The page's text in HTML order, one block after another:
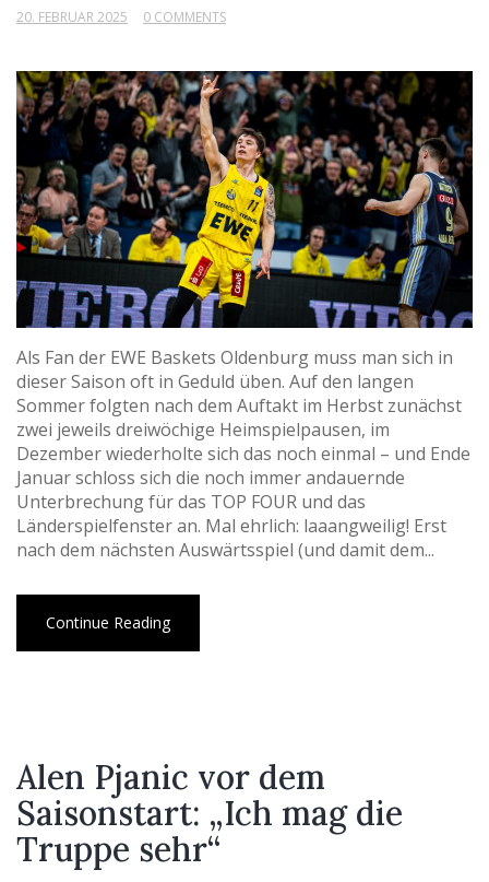
20. FEBRUAR 2025 0 COMMENTS
Als Fan der EWE Baskets Oldenburg muss man sich in
dieser Saison oft in Geduld üben. Auf den langen
Sommer folgten nach dem Auftakt im Herbst zunächst
zwei jeweils dreiwöchige Heimspielpausen, im
Dezember wiederholte sich das noch einmal – und Ende
Januar schloss sich die noch immer andauernde
Unterbrechung für das TOP FOUR und das
Länderspielfenster an. Mal ehrlich: laaangweilig! Erst
nach dem nächsten Auswärtsspiel (und damit dem...
Continue Reading
Alen Pjanic vor dem
Saisonstart: „Ich mag die
Truppe sehr“